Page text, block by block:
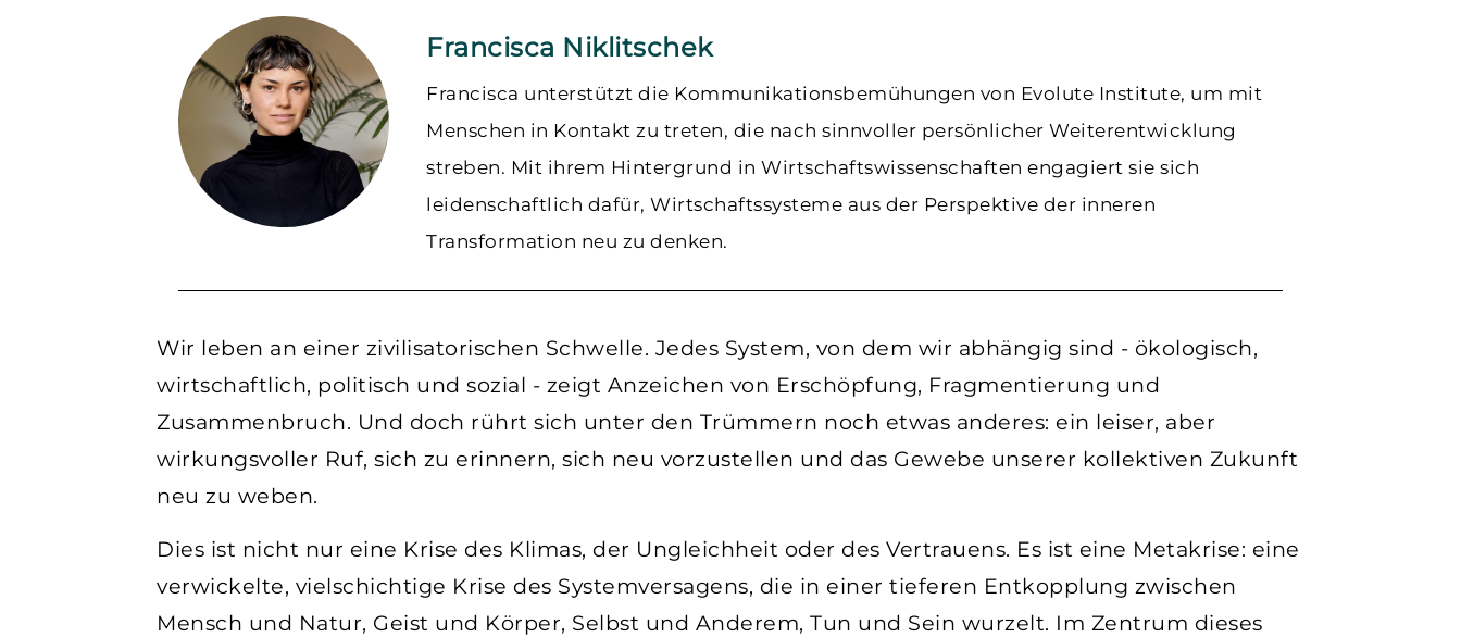
Francisca Niklitschek
Francisca unterstützt die Kommunikationsbemühungen von Evolute Institute, um mit
Menschen in Kontakt zu treten, die nach sinnvoller persönlicher Weiterentwicklung
streben. Mit ihrem Hintergrund in Wirtschaftswissenschaften engagiert sie sich
leidenschaftlich dafür, Wirtschaftssysteme aus der Perspektive der inneren
Transformation neu zu denken.
Wir leben an einer zivilisatorischen Schwelle. Jedes System, von dem wir abhängig sind - ökologisch,
wirtschaftlich, politisch und sozial - zeigt Anzeichen von Erschöpfung, Fragmentierung und
Zusammenbruch. Und doch rührt sich unter den Trümmern noch etwas anderes: ein leiser, aber
wirkungsvoller Ruf, sich zu erinnern, sich neu vorzustellen und das Gewebe unserer kollektiven Zukunft
neu zu weben.
Dies ist nicht nur eine Krise des Klimas, der Ungleichheit oder des Vertrauens. Es ist eine Metakrise: eine
verwickelte, vielschichtige Krise des Systemversagens, die in einer tieferen Entkopplung zwischen
Mensch und Natur, Geist und Körper, Selbst und Anderem, Tun und Sein wurzelt. Im Zentrum dieses